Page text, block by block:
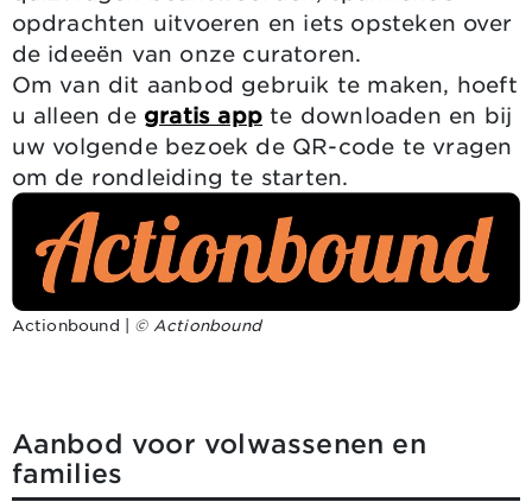
opdrachten uitvoeren en iets opsteken over
de ideeën van onze curatoren.
Om van dit aanbod gebruik te maken, hoeft
u alleen de gratis app te downloaden en bij
uw volgende bezoek de QR-code te vragen
om de rondleiding te starten.
Actionbound | © Actionbound
Aanbod voor volwassenen en
families